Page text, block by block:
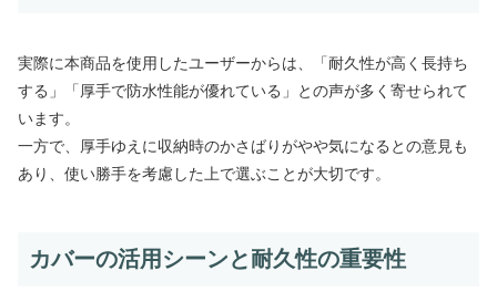
実際に本商品を使用したユーザーからは、「耐久性が高く長持ち
する」「厚手で防水性能が優れている」との声が多く寄せられて
います。
一方で、厚手ゆえに収納時のかさばりがやや気になるとの意見も
あり、使い勝手を考慮した上で選ぶことが大切です。
カバーの活用シーンと耐久性の重要性